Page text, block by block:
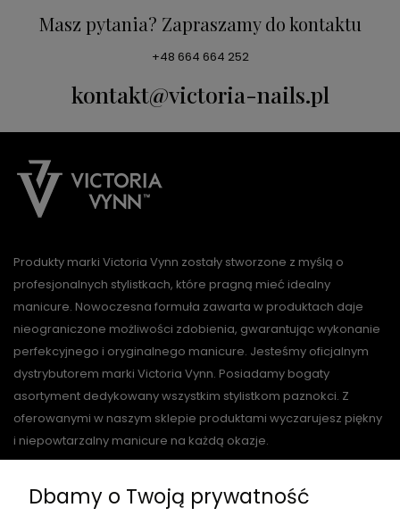
Masz pytania? Zapraszamy do kontaktu
+48 664 664 252
kontakt@victoria-nails.pl
Produkty marki Victoria Vynn zostały stworzone z myślą o
profesjonalnych stylistkach, które pragną mieć idealny
manicure. Nowoczesna formuła zawarta w produktach daje
nieograniczone możliwości zdobienia, gwarantując wykonanie
perfekcyjnego i oryginalnego manicure. Jesteśmy oficjalnym
dystrybutorem marki Victoria Vynn. Posiadamy bogaty
asortyment dedykowany wszystkim stylistkom paznokci. Z
oferowanymi w naszym sklepie produktami wyczarujesz piękny
i niepowtarzalny manicure na każdą okazje.
Dbamy o Twoją prywatność